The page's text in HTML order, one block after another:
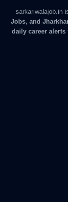
sarkariwalajob.in
Jobs, and
daily career alerts